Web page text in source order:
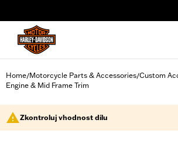
Home/Motorcycle Parts & Accessories/Custom
Engine & Mid Frame Trim
Zkontroluj vhodnost dílu